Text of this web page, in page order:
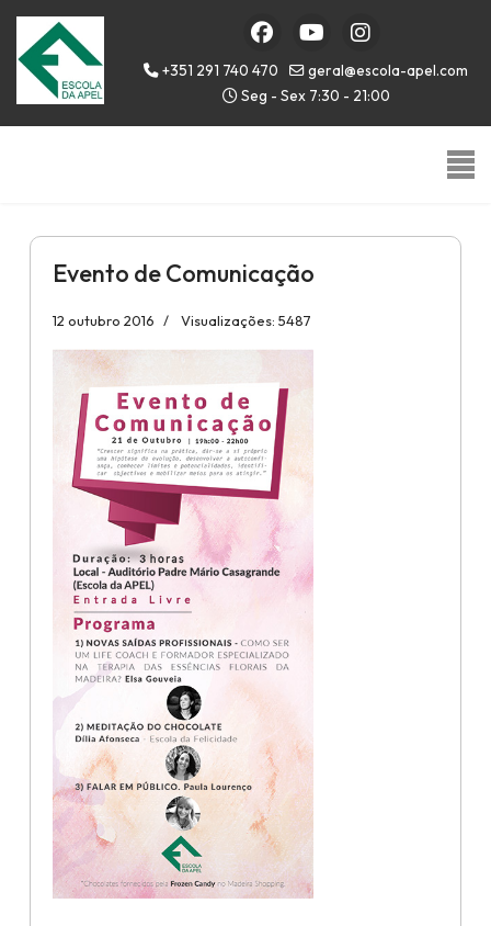
+351 291 740 470
geral@escola-apel.com
Seg - Sex 7:30 - 21:00
Evento de Comunicação
12 outubro 2016 Visualizações: 5487